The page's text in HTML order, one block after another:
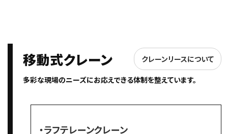
・国見重機工業について
・SDGsの取り組み
採用情報
移動式クレーン クレーンリースについて
多彩な現場のニーズにお応えできる体制を整えています。
・ラフテレーンクレーン